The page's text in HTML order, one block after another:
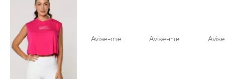
Avise-me Avise-me